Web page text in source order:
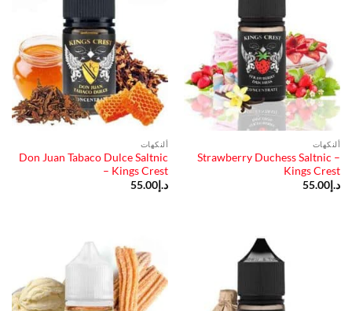
ألنكهات
Strawberry Duchess Saltnic –
Kings Crest
د.إ 55.00
ألنكهات
Don Juan Tabaco Dulce Saltnic
– Kings Crest
د.إ 55.00